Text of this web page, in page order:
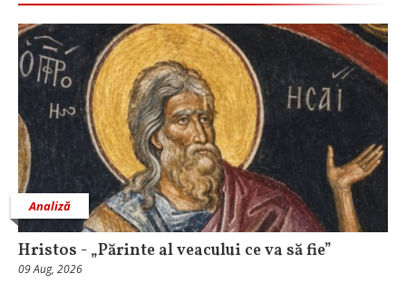
Analiză
Hristos - „Părinte al veacului ce va să fie”
09 Aug, 2026